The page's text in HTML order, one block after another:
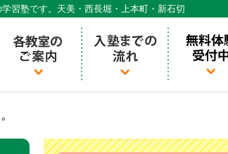
習塾です。天美・西長堀・上本町・新石切